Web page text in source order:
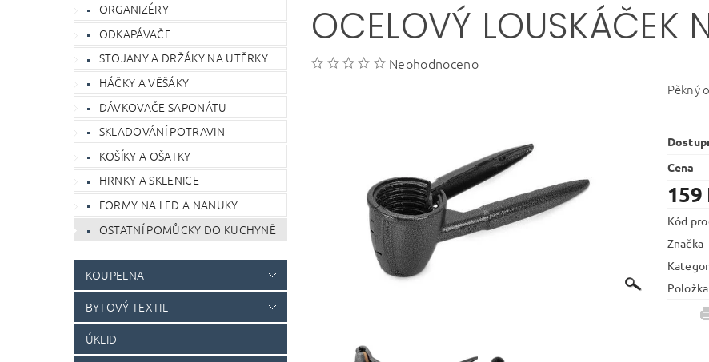
ORGANIZÉRY
ODKAPÁVAČE
STOJANY A DRŽÁKY NA UTĚRKY
HÁČKY A VĚŠÁKY
DÁVKOVAČE SAPONÁTU
SKLADOVÁNÍ POTRAVIN
KOŠÍKY A OŠATKY
HRNKY A SKLENICE
FORMY NA LED A NANUKY
OSTATNÍ POMŮCKY DO KUCHYNĚ
KOUPELNA
BYTOVÝ TEXTIL
ÚKLID
OCELOVÝ LOUSKÁČEK
Neohodnoceno
Pěkný
Cena
159
Kód
Značka